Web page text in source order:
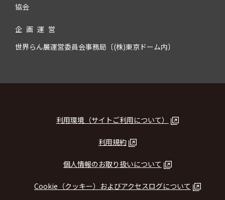
協会
企 画 運 営
世界らん展運営委員会事務局〔(株)東京ドーム内〕
利用環境（サイトご利用について）
利用規約
個人情報のお取り扱いについて
Cookie（クッキー）およびアクセスログについて